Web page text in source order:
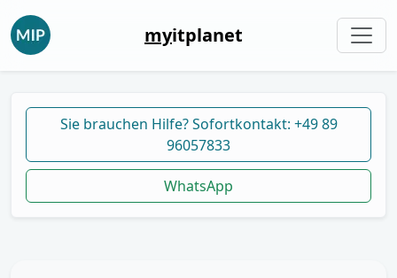
myitplanet
Sie brauchen Hilfe? Sofortkontakt: +49 89
96057833
WhatsApp